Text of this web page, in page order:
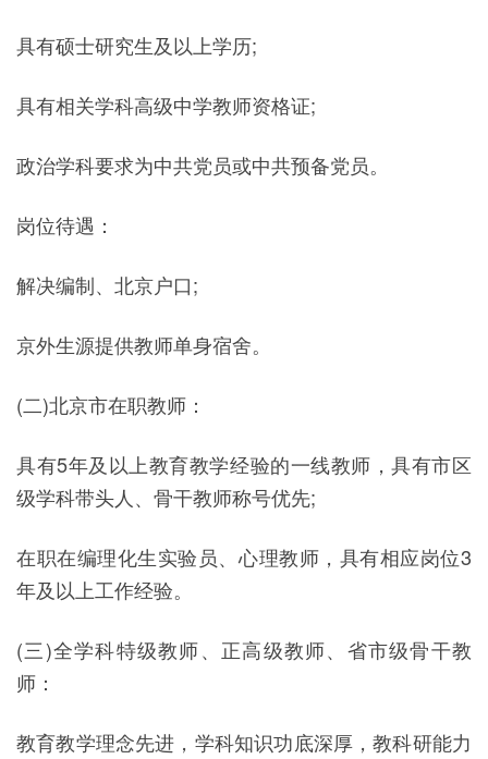
具有硕士研究生及以上学历;
具有相关学科高级中学教师资格证;
政治学科要求为中共党员或中共预备党员。
岗位待遇：
解决编制、北京户口;
京外生源提供教师单身宿舍。
(二)北京市在职教师：
具有5年及以上教育教学经验的一线教师，具有市区
级学科带头人、骨干教师称号优先;
在职在编理化生实验员、心理教师，具有相应岗位3
年及以上工作经验。
(三)全学科特级教师、正高级教师、省市级骨干教
师：
教育教学理念先进，学科知识功底深厚，教科研能力